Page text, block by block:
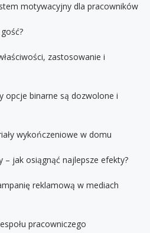
motywacyjny dla pracowników
zastosowanie i
opcje binarne są dozwolone i
wykończeniowe w domu
– jak osiągnąć najlepsze efekty?
reklamową w mediach
pracowniczego